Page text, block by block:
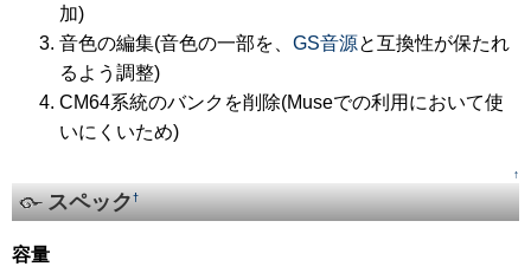
加)
音色の編集(音色の一部を、 GS音源と互換性が保たれ
るよう調整)
CM64系統のバンクを削除(Museでの利用において使
いにくいため)
↑
スペック†
容量